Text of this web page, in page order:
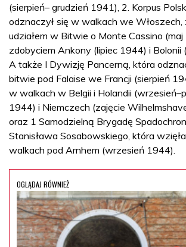
(sierpień– grudzień 1941), 2. Korpus
odznaczył się w walkach we Włoszech,
udziałem w Bitwie o Monte Cassino
zdobyciem Ankony (lipiec 1944) i Bolonii
A także I Dywizję Pancerną, która
bitwie pod Falaise we Francji (sierpień
w walkach w Belgii i Holandii
1944) i Niemczech (zajęcie
oraz 1 Samodzielną Brygadę
Stanisława Sosabowskiego, która
walkach pod Arnhem (wrzesień 1944).
OGLĄDAJ RÓWNIEŻ